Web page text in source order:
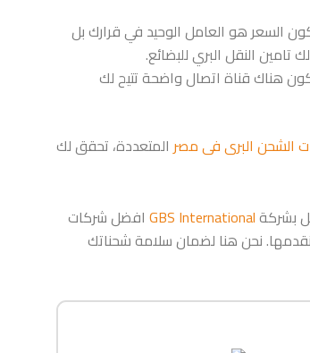
السعر هو العامل الوحيد في قرارك بل
النقل البري للبضائع.
هناك قناة اتصال واضحة تتيح لك
الشحن البرى فى مصرالمتعددة، تحقق لك
بشركةGBS International افضل شركات
نحن هنا لضمان سلامة شحناتك